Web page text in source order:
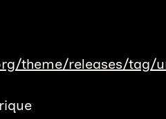
theme/releases/tag/